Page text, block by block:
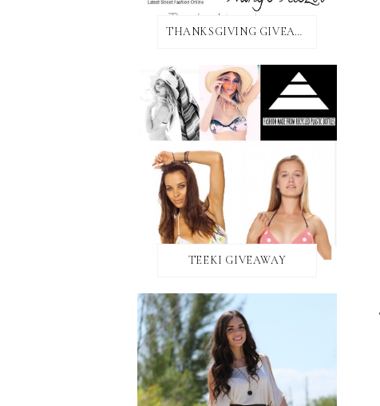
THANKSGIVING GIVEAWAY!
TEEKI GIVEAWAY